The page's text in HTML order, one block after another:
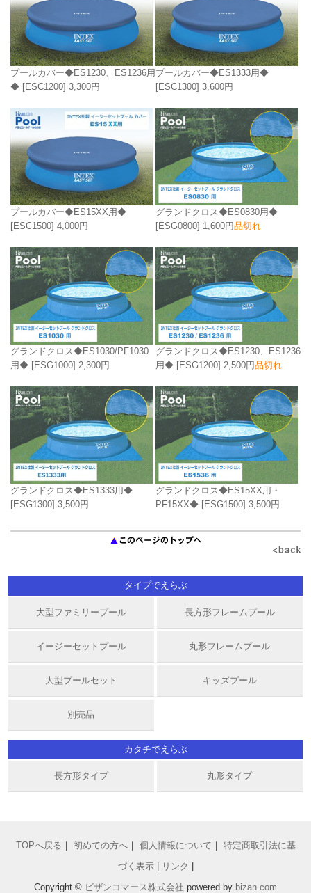
プールカバー◆ES1230、ES1236用
◆ [ESC1200] 3,300円
プールカバー◆ES1333用◆
[ESC1300] 3,600円
プールカバー◆ES15XX用◆
[ESC1500] 4,000円
グランドクロス◆ES0830用◆
[ESG0800] 1,600円品切れ
グランドクロス◆ES1030/PF1030
用◆ [ESG1000] 2,300円
グランドクロス◆ES1230、ES1236
用◆ [ESG1200] 2,500円品切れ
グランドクロス◆ES1333用◆
[ESG1300] 3,500円
グランドクロス◆ES15XX用・
PF15XX◆ [ESG1500] 3,500円
タイプでえらぶ
大型ファミリープール 長方形フレームプール
イージーセットプール 丸形フレームプール
大型プールセット キッズプール
別売品
カタチでえらぶ
長方形タイプ 丸形タイプ
TOPへ戻る ｜ 初めての方へ｜ 個人情報について ｜ 特定商取引法に基
づく表示| リンク
Copyright © ビザンコマース株式会社 powered by bizan.com